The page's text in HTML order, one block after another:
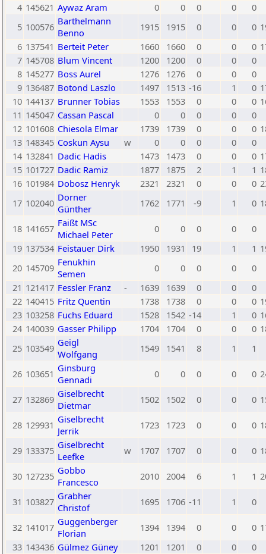
4 145621 Aywaz Aram 0 0 0 0
0
5 100576 Barthelmann
Benno
1915 1915 0 0 0
6 137541 Berteit Peter 1660 1660 0 0 0
7 145708 Blum Vincent 1200 1200 0 0
0
8 145277 Boss Aurel 1276 1276 0 0
0
9 136487 Botond Laszlo 1497 1513 -16 1 0
10 144137 Brunner Tobias 1553 1553 0 0 0
11 145047 Cassan Pascal 0 0 0 0
0
12 101608 Chiesola Elmar 1739 1739 0 0 0
13 148345 Coskun Aysu w 0 0 0 0
0
14 132841 Dadic Hadis 1473 1473 0 0 0
15 101727 Dadic Ramiz 1877 1875 2 1 1
16 101984 Dobosz Henryk 2321 2321 0 0 0
17 102040 Dorner
Günther
1762 1771 -9 1 0
18 141657 Faißt MSc
Michael Peter
0 0 0 0
0
19 137534 Feistauer Dirk 1950 1931 19 1 1
20 145709 Fenukhin
Semen
0 0 0 0
0
21 121417 Fessler Franz - 1639 1639 0 0
0
22 140415 Fritz Quentin 1738 1738 0 0 0
23 103258 Fuchs Eduard 1528 1542 -14 1 0
24 140039 Gasser Philipp 1704 1704 0 0 0
25 103549 Geigl
Wolfgang
1549 1541 8 1 1
26 103651 Ginsburg
Gennadi
0 0 0 0 0
27 132869 Giselbrecht
Dietmar
1502 1502 0 0 0
28 129931 Giselbrecht
Jerrik
1723 1723 0 0 0
29 133375 Giselbrecht
Leefke
w 1707 1707 0 0 0
30 127235 Gobbo
Francesco
2010 2004 6 1 1
31 103827 Grabher
Christof
1695 1706 -11 1 0
32 141017 Guggenberger
Florian
1394 1394 0 0 0
33 143436 Gülmez Güney 1201 1201 0 0
0